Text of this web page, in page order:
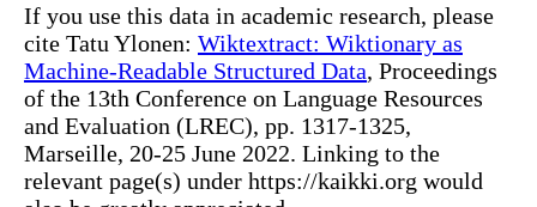
If you use this data in academic research, please
cite Tatu Ylonen: Wiktextract: Wiktionary as
Machine-Readable Structured Data, Proceedings
of the 13th Conference on Language Resources
and Evaluation (LREC), pp. 1317-1325,
Marseille, 20-25 June 2022. Linking to the
relevant page(s) under https://kaikki.org would